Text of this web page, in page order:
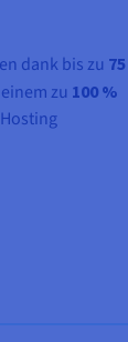
dank bis zu
zu 100 %